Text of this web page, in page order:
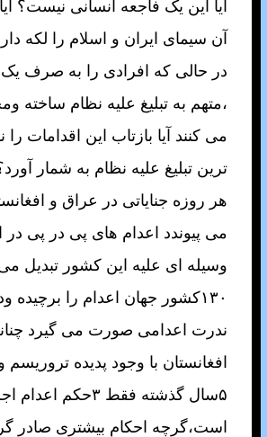
آيا اين يک فاجعه انسانی نيست؟
آن سيمای ايران و اسلام را لکه
در حالی که افرادی را به صرف يک
،متهم به تبليغ عليه نظام ساخته
می کنند آيا بازتاب اين اقدامات
ترين تبليغ عليه نظام به شمار
هر روزه جناياتی در عراق و
می پيوندد اعدام های پی در پی در
وسيله ای عليه اين کشور تبديل
۱۳۰کشور جهان اعدام را برچيده
ندرت اعدامی صورت می گيرد
افغانستان با وجود پديده تروريسم
۵سال گذشته فقط ۳حکم
است،گرچه احکام بيشتری صادر